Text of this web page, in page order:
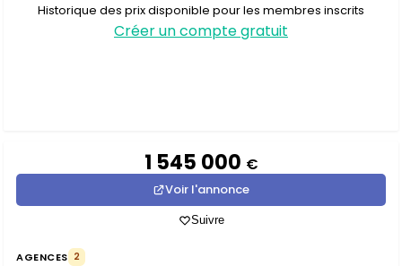
Historique des prix disponible pour les membres inscrits
Créer un compte gratuit
1 545 000 €
Voir l'annonce
Suivre
AGENCES 2